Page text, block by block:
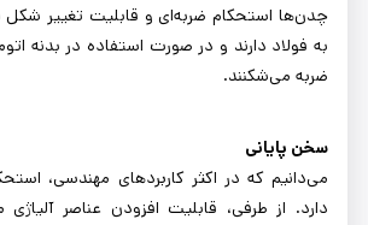
چدن‌ها استحکام ضربه‌ای و قابلیت تغییر
به فولاد دارند و در صورت استفاده در بدنه
ضربه می‌شکنند.
سخن پایانی
می‌دانیم که در اکثر کاربردهای مهندسی،
دارد. از طرفی، قابلیت افزودن عناصر